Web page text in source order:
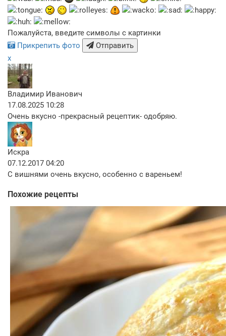
Пожалуйста, введите символы с картинки
Прикрепить фото
Отправить
x
Владимир Иванович
17.08.2025 10:28
Очень вкусно -прекрасный рецептик- одобряю.
Искра
07.12.2017 04:20
С вишнями очень вкусно, особенно с вареньем!
Похожие рецепты